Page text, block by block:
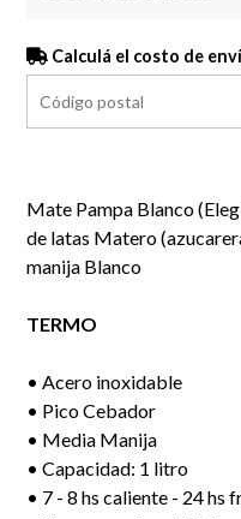
Calculá el costo de
Mate Pampa Blanco
de latas Matero
manija Blanco
TERMO
• Acero inoxidable
• Pico Cebador
• Media Manija
• Capacidad: 1 litro
• 7 - 8 hs caliente - 24 hs